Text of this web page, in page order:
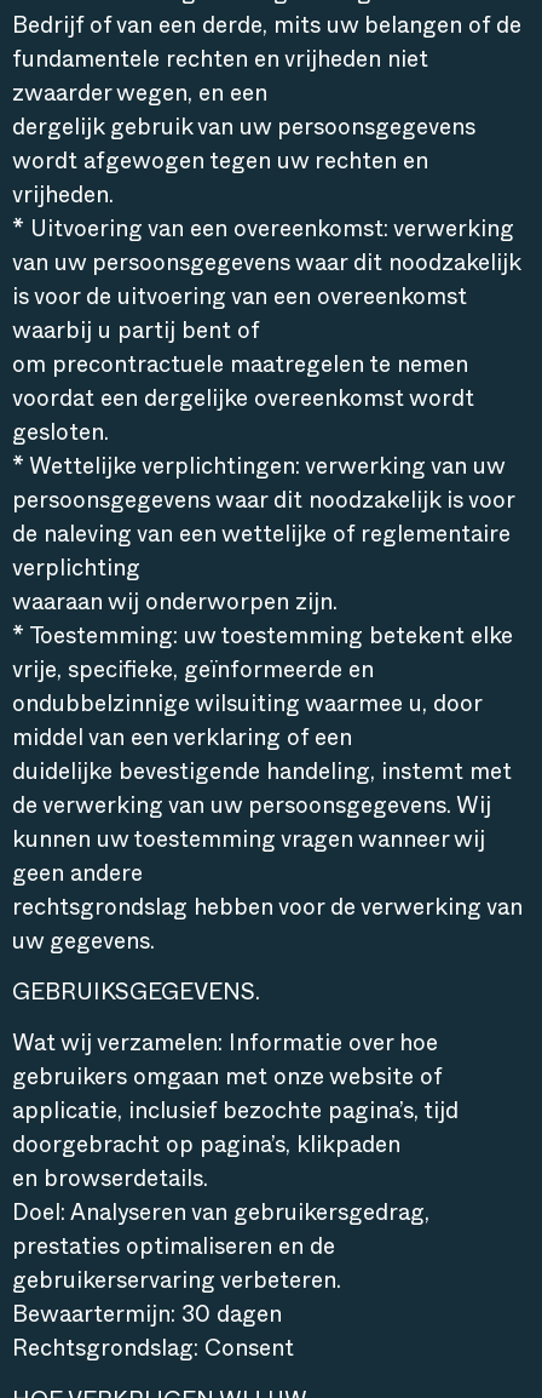
Bedrijf of van een derde, mits uw belangen of de
fundamentele rechten en vrijheden niet
zwaarder wegen, en een
dergelijk gebruik van uw persoonsgegevens
wordt afgewogen tegen uw rechten en
vrijheden.
* Uitvoering van een overeenkomst: verwerking
van uw persoonsgegevens waar dit noodzakelijk
is voor de uitvoering van een overeenkomst
waarbij u partij bent of
om precontractuele maatregelen te nemen
voordat een dergelijke overeenkomst wordt
gesloten.
* Wettelijke verplichtingen: verwerking van uw
persoonsgegevens waar dit noodzakelijk is voor
de naleving van een wettelijke of reglementaire
verplichting
waaraan wij onderworpen zijn.
* Toestemming: uw toestemming betekent elke
vrije, specifieke, geïnformeerde en
ondubbelzinnige wilsuiting waarmee u, door
middel van een verklaring of een
duidelijke bevestigende handeling, instemt met
de verwerking van uw persoonsgegevens. Wij
kunnen uw toestemming vragen wanneer wij
geen andere
rechtsgrondslag hebben voor de verwerking van
uw gegevens.
GEBRUIKSGEGEVENS.
Wat wij verzamelen: Informatie over hoe
gebruikers omgaan met onze website of
applicatie, inclusief bezochte pagina’s, tijd
doorgebracht op pagina’s, klikpaden
en browserdetails.
Doel: Analyseren van gebruikersgedrag,
prestaties optimaliseren en de
gebruikerservaring verbeteren.
Bewaartermijn: 30 dagen
Rechtsgrondslag: Consent